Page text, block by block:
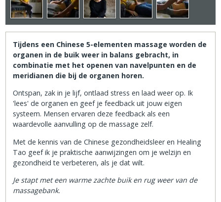
Tijdens een Chinese 5-elementen massage worden de
organen in de buik weer in balans gebracht, in
combinatie met het openen van navelpunten en de
meridianen die bij de organen horen.
Ontspan, zak in je lijf, ontlaad stress en laad weer op. Ik
'lees' de organen en geef je feedback uit jouw eigen
systeem. Mensen ervaren deze feedback als een
waardevolle aanvulling op de massage zelf.
Met de kennis van de Chinese gezondheidsleer en Healing
Tao geef ik je praktische aanwijzingen om je welzijn en
gezondheid te verbeteren, als je dat wilt.
Je stapt met een warme zachte buik en rug weer van de
massagebank.